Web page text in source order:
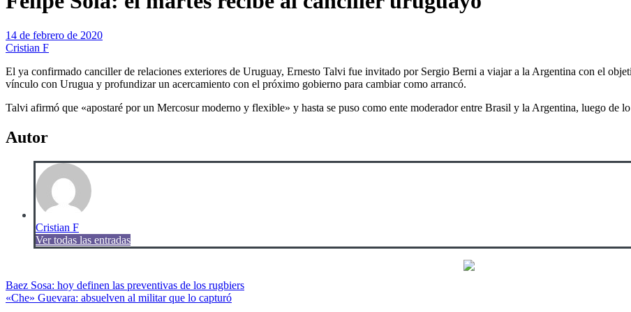
14 de febrero de 2020
Cristian F
El ya confirmado canciller de relaciones exteriores de Uruguay, Ernesto Talvi fue invitado por Sergio Berni a viajar a la Argentina con el
vínculo con Urugua y profundizar un acercamiento con el próximo gobierno para cambiar como arrancó.
Talvi afirmó que «apostaré por un Mercosur moderno y flexible» y hasta se puso como ente moderador entre Brasil y la Argentina, luego de
Autor
Cristian F
Ver todas las entradas
Navegación
de
Baez Sosa: hoy definen las preventivas de los rugbiers
«Che» Guevara: absuelven al militar que lo capturó